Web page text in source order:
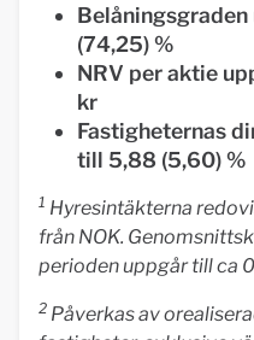
(74,25) %
NRV per aktie
kr
Fastigheternas
till 5,88 (5,60) %
1 Hyresintäkterna
från NOK.
perioden uppgår till ca
2 Påverkas av